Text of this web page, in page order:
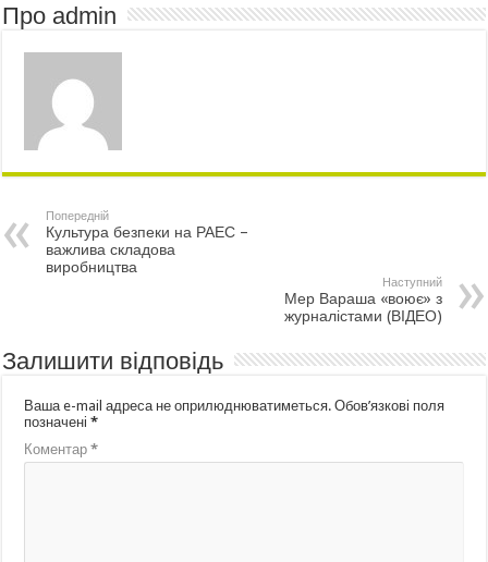
Про admin
Попередній
Культура безпеки на РАЕС –
важлива складова
виробництва
Наступний
Мер Вараша «воює» з
журналістами (ВІДЕО)
Залишити відповідь
Ваша e-mail адреса не оприлюднюватиметься. Обов’язкові поля
позначені*
Коментар*